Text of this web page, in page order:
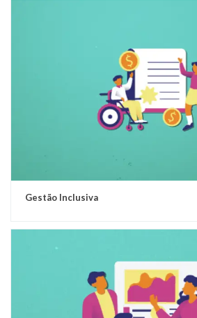
Gestão Inclusiva